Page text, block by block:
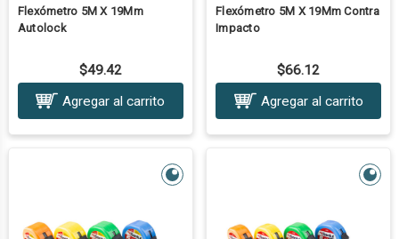
Flexómetro 5M X 19Mm
Autolock
$49.42
Agregar al carrito
Flexómetro 5M X 19Mm Contra
Impacto
$66.12
Agregar al carrito